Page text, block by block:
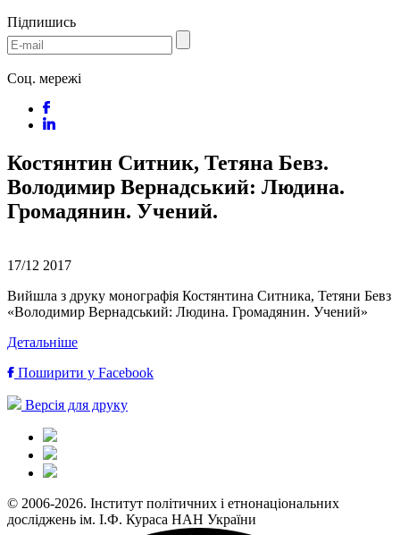
Підпишись
Соц. мережі
Костянтин Ситник, Тетяна Бевз.
Володимир Вернадський: Людина.
Громадянин. Учений.
17/12 2017
Вийшла з друку монографія Костянтина Ситника, Тетяни Бевз
«Володимир Вернадський: Людина. Громадянин. Учений»
Детальніше
Поширити у Facebook
Версія для друку
© 2006-2026. Інститут політичних і етнонаціональних
досліджень ім. І.Ф. Кураса НАН України